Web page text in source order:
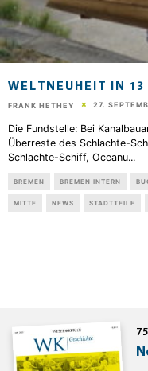
WELTNEUHEIT IN 13
FRANK HETHEY 27.
Die Fundstelle: Bei
Überreste des Schlachte-
Schlachte-Schiff, Oceanu...
BREMEN BREMEN INTERN
MITTE NEWS STADTTEILE